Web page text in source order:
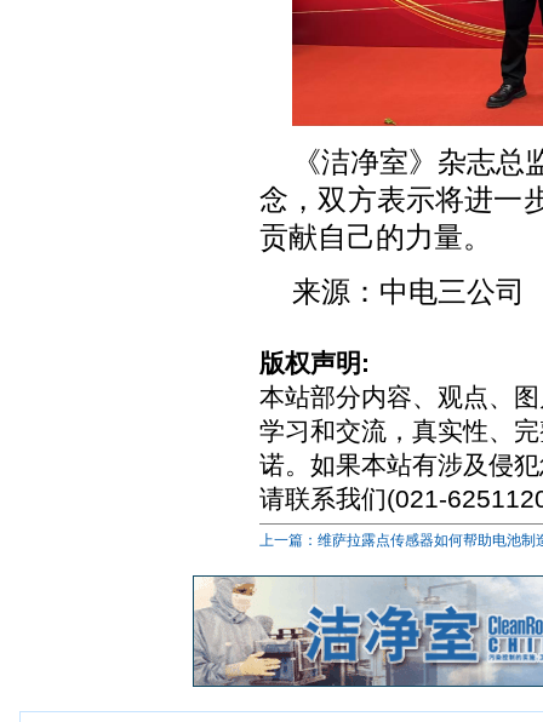
《洁净室》杂志
念，双方表示将进一
贡献自己的力量。
来源：中电三公司
版权声明:
本站部分内容、观点、
学习和交流，真实性、
诺。如果本站有涉及侵
请联系我们(021-
上一篇：维萨拉露点传感器如何帮助电池制